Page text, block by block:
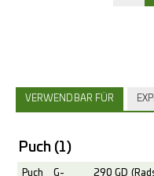
VERWENDBAR FÜR
Puch (1)
Puch
G-
290 GD